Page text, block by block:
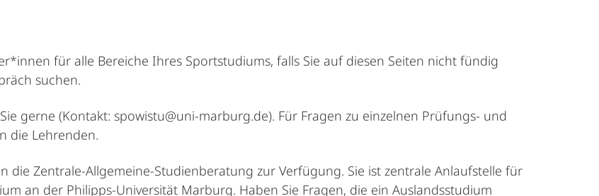
für alle Bereiche Ihres Sportstudiums, falls Sie auf diesen Seiten nicht fündig
suchen.
gerne (Kontakt: spowistu@uni-marburg.de). Für Fragen zu einzelnen Prüfungs- und
die Lehrenden.
die Zentrale-Allgemeine-Studienberatung zur Verfügung. Sie ist zentrale Anlaufstelle für
an der Philipps-Universität Marburg. Haben Sie Fragen, die ein Auslandsstudium